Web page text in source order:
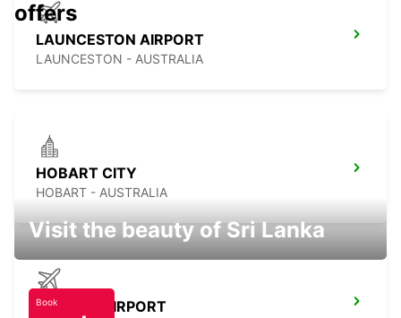
LAUNCESTON AIRPORT
LAUNCESTON - AUSTRALIA
HOBART CITY
HOBART - AUSTRALIA
HOBART AIRPORT
offers
Visit the beauty of Sri Lanka
Book